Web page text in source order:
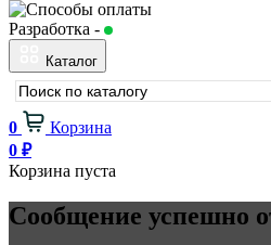
Разработка -
Каталог
0
Корзина
0 ₽
Корзина пуста
Сообщение успешно